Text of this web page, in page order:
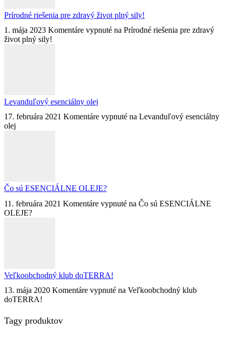
Prírodné riešenia pre zdravý život plný sily!
1. mája 2023 Komentáre vypnuté na Prírodné riešenia pre zdravý
život plný sily!
Levanduľový esenciálny olej
17. februára 2021 Komentáre vypnuté na Levanduľový esenciálny
olej
Čo sú ESENCIÁLNE OLEJE?
11. februára 2021 Komentáre vypnuté na Čo sú ESENCIÁLNE
OLEJE?
Veľkoobchodný klub doTERRA!
13. mája 2020 Komentáre vypnuté na Veľkoobchodný klub
doTERRA!
Tagy produktov